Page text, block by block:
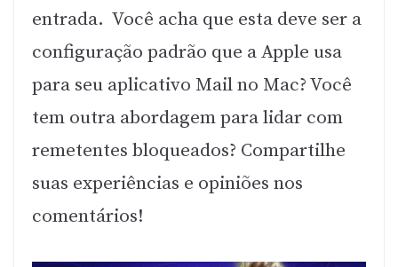
entrada. Você acha que esta deve ser a
configuração padrão que a Apple usa
para seu aplicativo Mail no Mac? Você
tem outra abordagem para lidar com
remetentes bloqueados? Compartilhe
suas experiências e opiniões nos
comentários!